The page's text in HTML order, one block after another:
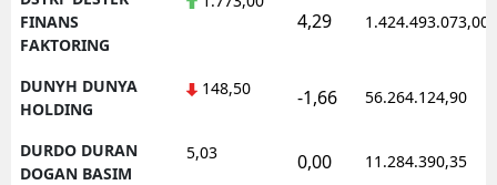
FINANS
FAKTORING
4,29 1.424.493.073,00
DUNYH DUNYA
HOLDING
148,50 -1,66 56.264.124,90
DURDO DURAN
DOGAN BASIM
5,03 0,00 11.284.390,35